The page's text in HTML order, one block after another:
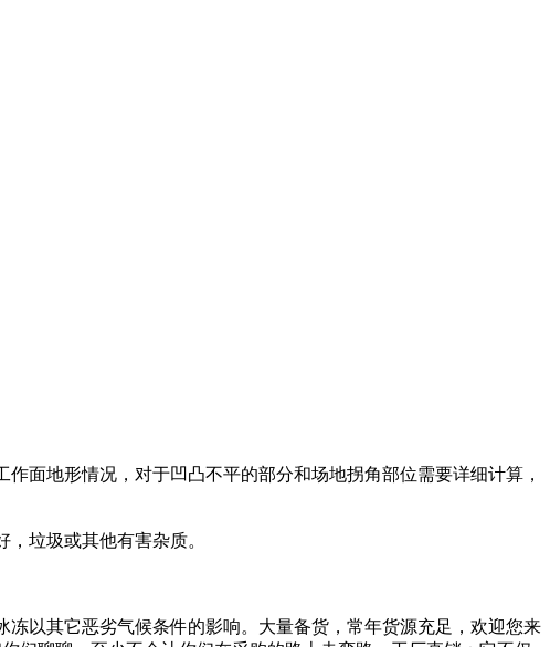
地形情况，对于凹凸不平的部分和场地拐角部位需要详细计算，
垃圾或其他有害杂质。
以其它恶劣气候条件的影响。大量备货，常年货源充足，欢迎您来